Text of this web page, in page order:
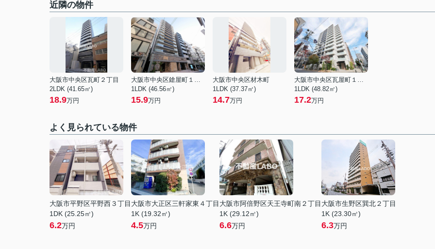
近隣の物件
大阪市中央区瓦町２丁目
2LDK (41.65㎡)
18.9万円
大阪市中央区鎗屋町１丁目
1LDK (46.56㎡)
15.9万円
大阪市中央区材木町
1LDK (37.37㎡)
14.7万円
大阪市中央区瓦屋町１丁目
1LDK (48.82㎡)
17.2万円
よく見られている物件
大阪市平野区平野西３丁目
1DK (25.25㎡)
6.2万円
大阪市大正区三軒家東４丁目
1K (19.32㎡)
4.5万円
大阪市阿倍野区天王寺町南２丁目
1K (29.12㎡)
6.6万円
大阪市生野区巽北２丁目
1K (23.30㎡)
6.3万円